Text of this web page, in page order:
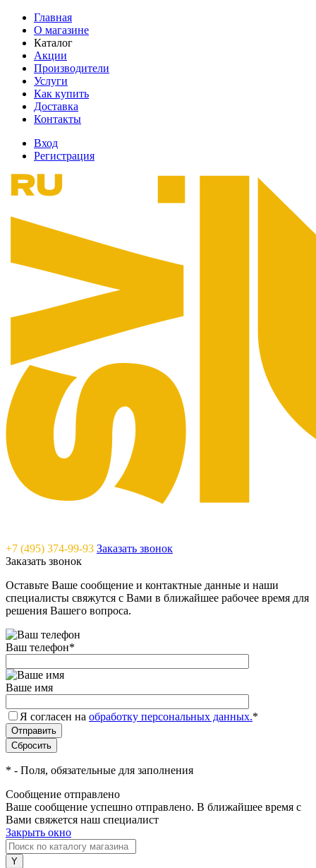
Главная
О магазине
Каталог
Акции
Производители
Услуги
Как купить
Доставка
Контакты
Вход
Регистрация
+7 (495) 374-99-93 Заказать звонок
Заказать звонок
Оставьте Ваше сообщение и контактные данные и наши
специалисты свяжутся с Вами в ближайшее рабочее время для
решения Вашего вопроса.
Ваш телефон*
Ваше имя
Я согласен на обработку персональных данных.*
* - Поля, обязательные для заполнения
Сообщение отправлено
Ваше сообщение успешно отправлено. В ближайшее время с
Вами свяжется наш специалист
Закрыть окно